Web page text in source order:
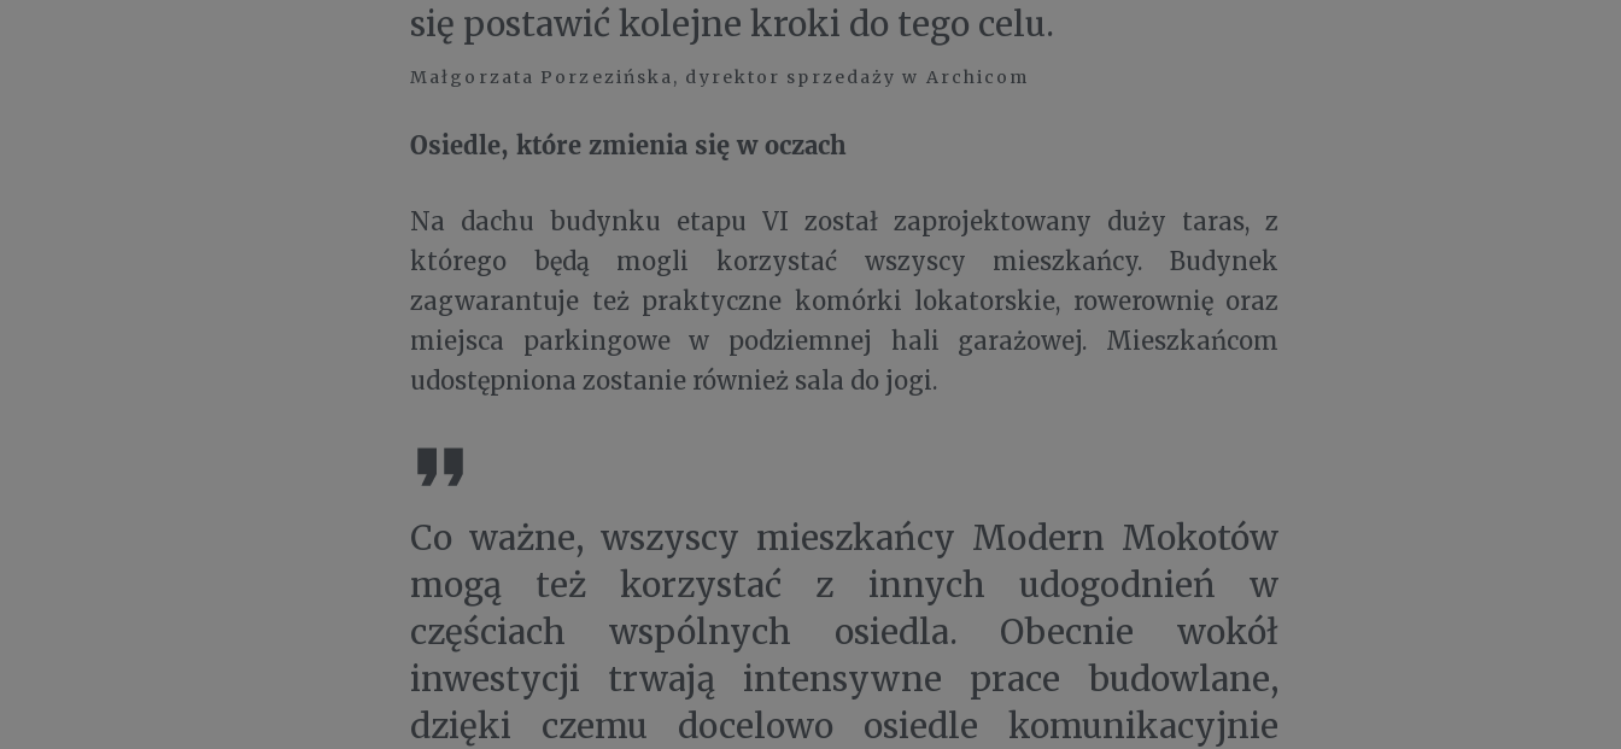
się postawić kolejne kroki do tego celu.
Małgorzata Porzezińska, dyrektor sprzedaży w Archicom
Osiedle, które zmienia się w oczach
Na dachu budynku etapu VI został zaprojektowany duży taras, z
którego będą mogli korzystać wszyscy mieszkańcy. Budynek
zagwarantuje też praktyczne komórki lokatorskie, rowerownię oraz
miejsca parkingowe w podziemnej hali garażowej. Mieszkańcom
udostępniona zostanie również sala do jogi.
Co ważne, wszyscy mieszkańcy Modern Mokotów
mogą też korzystać z innych udogodnień w
częściach wspólnych osiedla. Obecnie wokół
inwestycji trwają intensywne prace budowlane,
dzięki czemu docelowo osiedle komunikacyjnie